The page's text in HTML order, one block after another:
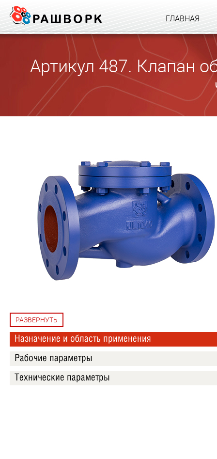
ГЛАВНАЯ
Артикул 487. Клапан
РАЗВЕРНУТЬ
Назначение и область применения
Рабочие параметры
Технические параметры